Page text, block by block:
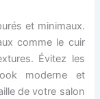
et minimaux.
comme le cuir
Évitez les
moderne et
de votre salon